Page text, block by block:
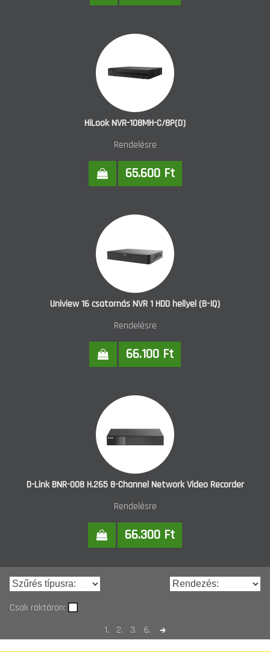
HiLook NVR-108MH-C/8P(D)
Rendelésre
65.600 Ft
Uniview 16 csatornás NVR 1 HDD hellyel (B-IQ)
Rendelésre
66.100 Ft
D-Link BNR-008 H.265 8-Channel Network Video Recorder
Rendelésre
66.300 Ft
Csak raktáron:
1.
2. 3. 6.